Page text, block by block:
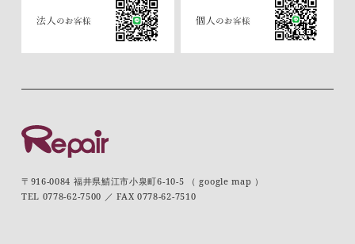
〒916-0084 福井県鯖江市小泉町6-10-5 （google map ）
TEL 0778-62-7500 ／ FAX 0778-62-7510